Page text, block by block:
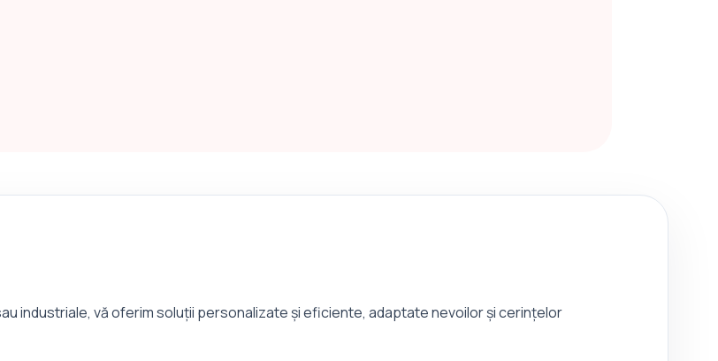
industriale, vă oferim soluții personalizate și eficiente, adaptate nevoilor și cerințelor